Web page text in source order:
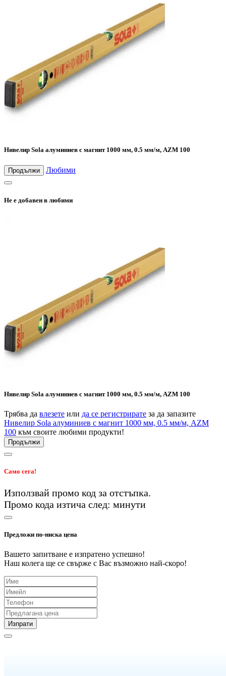
Нивелир Sola алуминиев с магнит 1000 мм, 0.5 мм/м, AZM 100
Продължи Любими
Не е добавен в любими
Нивелир Sola алуминиев с магнит 1000 мм, 0.5 мм/м, AZM 100
Трябва да влезете или да се регистрирате за да запазите
Нивелир Sola алуминиев с магнит 1000 мм, 0.5 мм/м, AZM
100 към своите любими продукти!
Продължи
Само сега!
Използвай промо код за отстъпка.
Промо кода изтича след: минути
Предложи по-ниска цена
Вашето запитване е изпратено успешно!
Наш колега ще се свърже с Вас възможно най-скоро!
Изпрати